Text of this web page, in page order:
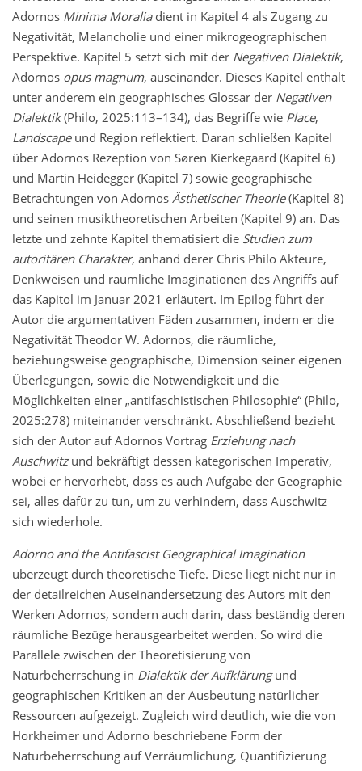
Adornos Minima Moralia dient in Kapitel 4 als Zugang zu
Negativität, Melancholie und einer mikrogeographischen
Perspektive. Kapitel 5 setzt sich mit der Negativen Dialektik,
Adornos opus magnum, auseinander. Dieses Kapitel enthält
unter anderem ein geographisches Glossar der Negativen
Dialektik(Philo, 2025:113–134), das Begriffe wie Place,
Landscapeund Region reflektiert. Daran schließen Kapitel
über Adornos Rezeption von Søren Kierkegaard (Kapitel 6)
und Martin Heidegger (Kapitel 7) sowie geographische
Betrachtungen von Adornos Ästhetischer Theorie(Kapitel 8)
und seinen musiktheoretischen Arbeiten (Kapitel 9) an. Das
letzte und zehnte Kapitel thematisiert die Studien zum
autoritären Charakter, anhand derer Chris Philo Akteure,
Denkweisen und räumliche Imaginationen des Angriffs auf
das Kapitol im Januar 2021 erläutert. Im Epilog führt der
Autor die argumentativen Fäden zusammen, indem er die
Negativität Theodor W. Adornos, die räumliche,
beziehungsweise geographische, Dimension seiner eigenen
Überlegungen, sowie die Notwendigkeit und die
Möglichkeiten einer „antifaschistischen Philosophie“ (Philo,
2025:278) miteinander verschränkt. Abschließend bezieht
sich der Autor auf Adornos Vortrag Erziehung nach
Auschwitzund bekräftigt dessen kategorischen Imperativ,
wobei er hervorhebt, dass es auch Aufgabe der Geographie
sei, alles dafür zu tun, um zu verhindern, dass Auschwitz
sich wiederhole.
Adorno and the Antifascist Geographical Imagination
überzeugt durch theoretische Tiefe. Diese liegt nicht nur in
der detailreichen Auseinandersetzung des Autors mit den
Werken Adornos, sondern auch darin, dass beständig deren
räumliche Bezüge herausgearbeitet werden. So wird die
Parallele zwischen der Theoretisierung von
Naturbeherrschung in Dialektik der Aufklärungund
geographischen Kritiken an der Ausbeutung natürlicher
Ressourcen aufgezeigt. Zugleich wird deutlich, wie die von
Horkheimer und Adorno beschriebene Form der
Naturbeherrschung auf Verräumlichung, Quantifizierung